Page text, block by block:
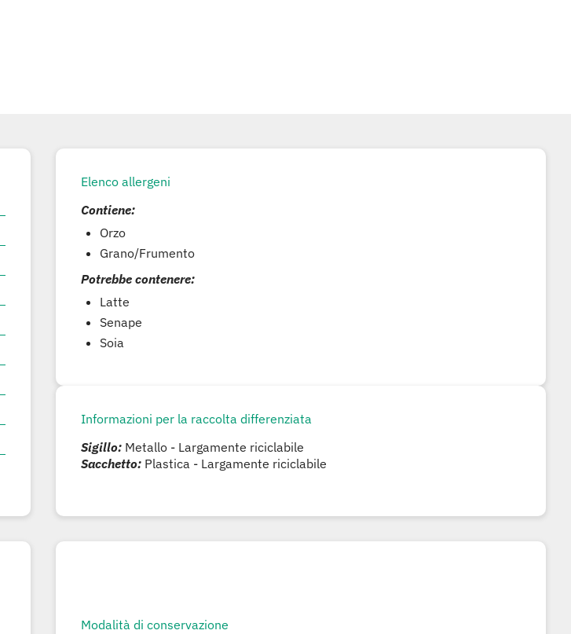
Elenco allergeni
Contiene:
Orzo
Grano/Frumento
Potrebbe contenere:
Latte
Senape
Soia
Informazioni per la raccolta differenziata
Sigillo: Metallo - Largamente riciclabile
Sacchetto: Plastica - Largamente riciclabile
Modalità di conservazione